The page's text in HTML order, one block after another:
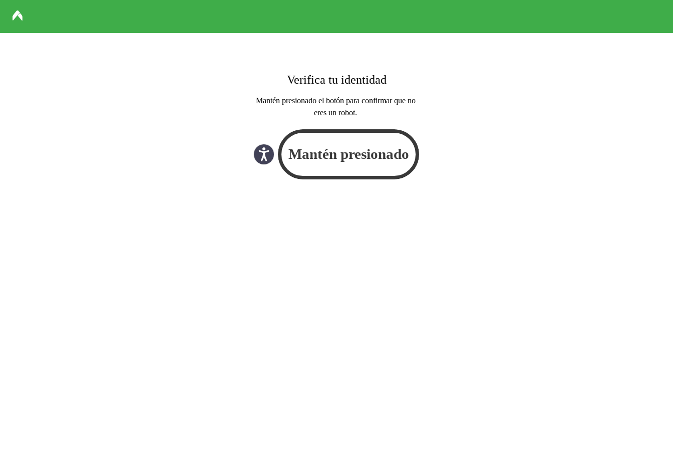
Verifica tu identidad
Mantén presionado el botón para confirmar que no
eres un robot.